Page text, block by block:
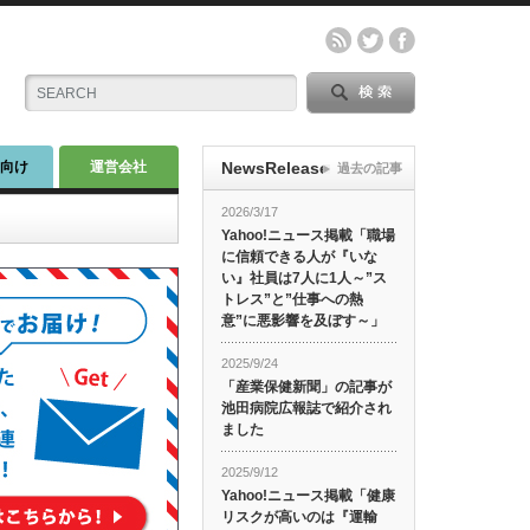
け 運営会社 NewsRelease
2026/3/17
Yahoo!ニュース掲載「職場
に信頼できる人が『いな
い』社員は7人に1人～”ス
トレス”と”仕事への熱
意”に悪影響を及ぼす～」
2025/9/24
「産業保健新聞」の記事が
池田病院広報誌で紹介され
ました
2025/9/12
Yahoo!ニュース掲載「健康
リスクが高いのは『運輸
過去の記事